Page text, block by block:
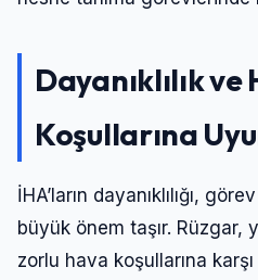
Dayanıklılık ve
Koşullarına
İHA’ların dayanıklılığı,
büyük önem taşır. Rüzgar,
zorlu hava koşullarına